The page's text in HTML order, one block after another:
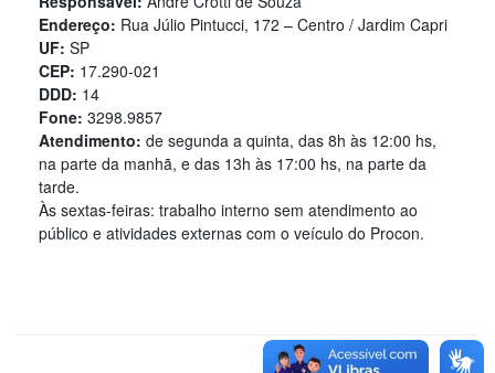
Endereço: Rua Júlio Pintucci, 172 – Centro / Jardim Capri
UF: SP
CEP: 17.290-021
DDD: 14
Fone: 3298.9857
Atendimento: de segunda a quinta, das 8h às 12:00 hs,
na parte da manhã, e das 13h às 17:00 hs, na parte da
tarde.
Às sextas-feiras: trabalho interno sem atendimento ao
público e atividades externas com o veículo do Procon.